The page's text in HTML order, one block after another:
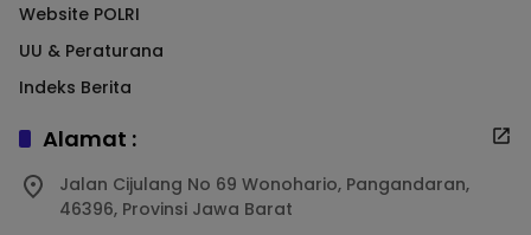
Website POLRI
UU & Peraturana
Indeks Berita
Alamat :
Jalan Cijulang No 69 Wonohario, Pangandaran,
46396, Provinsi Jawa Barat